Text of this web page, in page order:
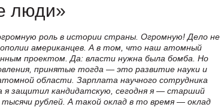
люди»
роль в истории страны. Огромную! Дело не
американцев. А в том, что наш атомный
проектом. Да: власти нужна была бомба. Но
принятые тогда — это развитие науки и
области. Зарплата научного сотрудника
я защитил кандидатскую, сегодня я — старший
рублей. А такой оклад в то время — оклад